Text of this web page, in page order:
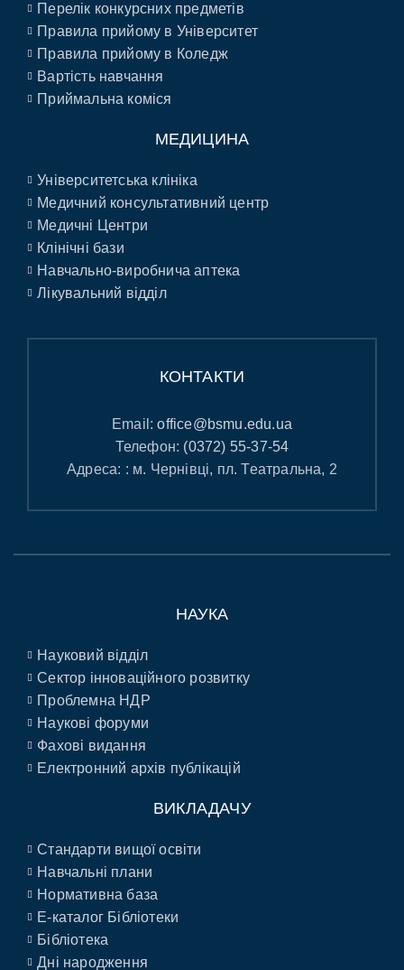
Перелік конкурсних предметів
Правила прийому в Університет
Правила прийому в Коледж
Вартість навчання
Приймальна коміся
МЕДИЦИНА
Університетська клініка
Медичний консультативний центр
Медичні Центри
Клінічні бази
Навчально-виробнича аптека
Лікувальний відділ
КОНТАКТИ
Email:office@bsmu.edu.ua
Телефон: (0372) 55-37-54
Адреса: : м. Чернівці, пл. Театральна, 2
НАУКА
Науковий відділ
Сектор інноваційного розвитку
Проблемна НДР
Наукові форуми
Фахові видання
Електронний архів публікацій
ВИКЛАДАЧУ
Стандарти вищої освіти
Навчальні плани
Нормативна база
E-каталог Бібліотеки
Бібліотека
Дні народження